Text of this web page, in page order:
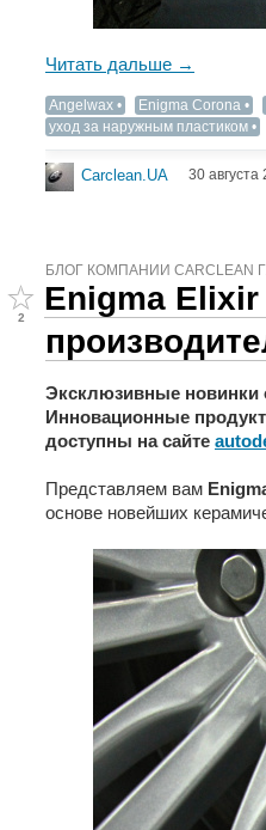
Читать дальше →
Angelwax Enigma Corona
уход за наружным пластиком
Carclean.UA 30 августа
БЛОГ КОМПАНИИ СARCLEAN
2
Enigma Elixir
Эксклюзивные новинки
Инновационные
доступны на сайте
Представляем вам
основе новейших